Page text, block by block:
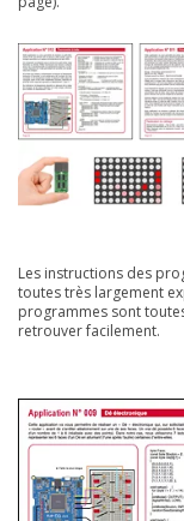
Les instructions des
toutes très largement
programmes sont
retrouver facilement.